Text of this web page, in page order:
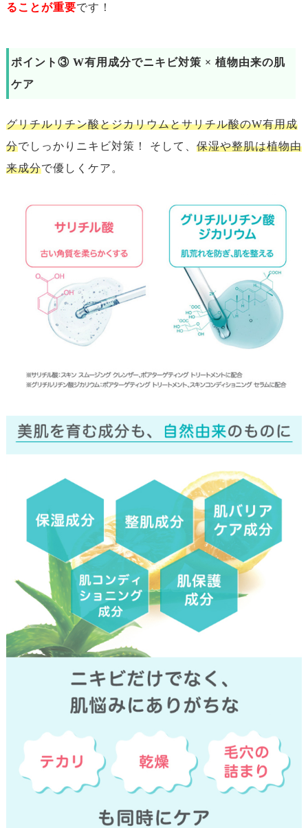
ることが重要です！
ポイント③ W有用成分でニキビ対策 × 植物由来の肌
ケア
グリチルリチン酸とジカリウムとサリチル酸のW有用成
分でしっかりニキビ対策！ そして、 保湿や整肌は植物由
来成分で優しくケア。